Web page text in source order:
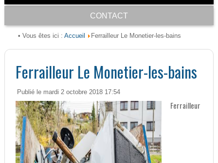
CONTACT
• Vous êtes ici : Accueil Ferrailleur Le Monetier-les-bains
Ferrailleur Le Monetier-les-bains
Publié le mardi 2 octobre 2018 17:54
Ferrailleur